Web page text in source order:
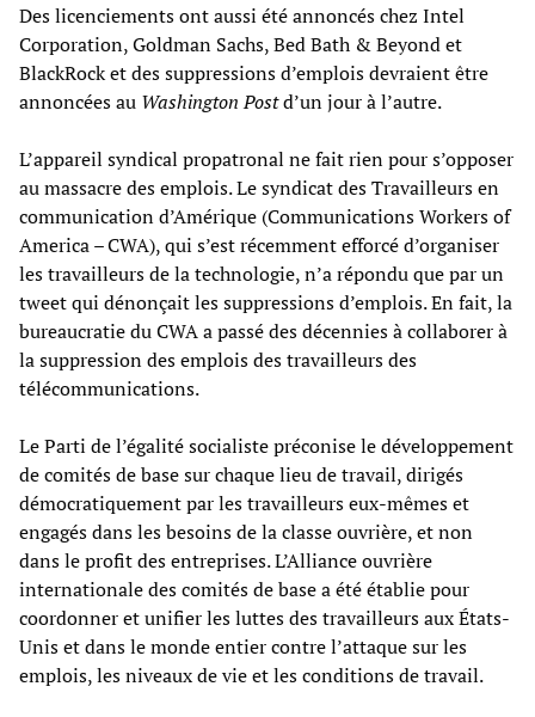
Des licenciements ont aussi été annoncés chez Intel
Corporation, Goldman Sachs, Bed Bath & Beyond et
BlackRock et des suppressions d’emplois devraient être
annoncées au Washington Postd’un jour à l’autre.
L’appareil syndical propatronal ne fait rien pour s’opposer
au massacre des emplois. Le syndicat des Travailleurs en
communication d’Amérique (Communications Workers of
America – CWA), qui s’est récemment efforcé d’organiser
les travailleurs de la technologie, n’a répondu que par un
tweet qui dénonçait les suppressions d’emplois. En fait, la
bureaucratie du CWA a passé des décennies à collaborer à
la suppression des emplois des travailleurs des
télécommunications.
Le Parti de l’égalité socialiste préconise le développement
de comités de base sur chaque lieu de travail, dirigés
démocratiquement par les travailleurs eux-mêmes et
engagés dans les besoins de la classe ouvrière, et non
dans le profit des entreprises. L’Alliance ouvrière
internationale des comités de base a été établie pour
coordonner et unifier les luttes des travailleurs aux États-
Unis et dans le monde entier contre l’attaque sur les
emplois, les niveaux de vie et les conditions de travail.